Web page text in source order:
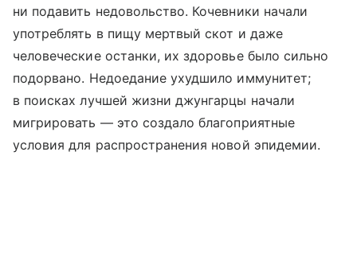
ни подавить недовольство. Кочевники начали
употреблять в пищу мертвый скот и даже
человеческие останки, их здоровье было сильно
подорвано. Недоедание ухудшило иммунитет;
в поисках лучшей жизни джунгарцы начали
мигрировать — это создало благоприятные
условия для распространения новой эпидемии.